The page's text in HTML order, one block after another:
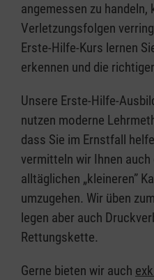
angemessen zu handeln,
Verletzungsfolgen
Erste-Hilfe-Kurs lernen
erkennen und die
Unsere Erste-Hilfe-
nutzen moderne
dass Sie im Ernstfall
vermitteln wir Ihnen
alltäglichen „kleineren”
umzugehen. Wir üben
legen aber auch
Rettungskette.
Gerne bieten wir auch